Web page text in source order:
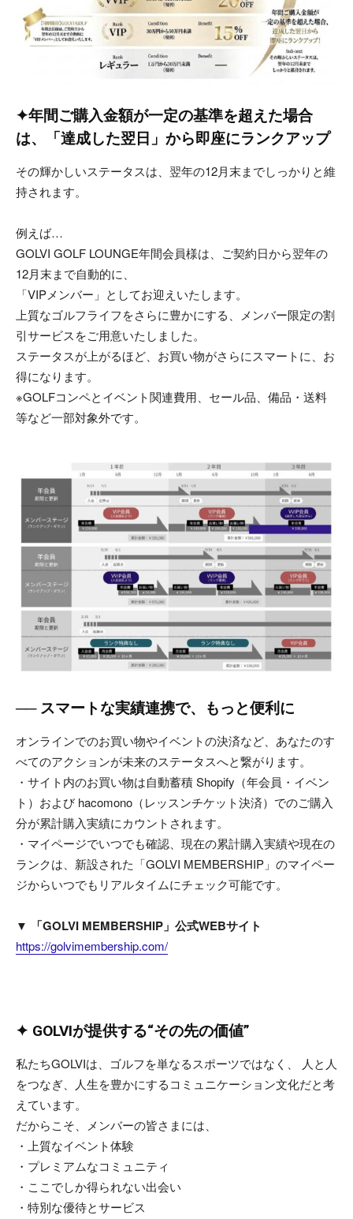
✦年間ご購入金額が一定の基準を超えた場合
は、「達成した翌日」から即座にランクアップ
その輝かしいステータスは、翌年の12月末までしっかりと維
持されます。
例えば…
GOLVI GOLF LOUNGE年間会員様は、ご契約日から翌年の
12月末まで自動的に、
「VIPメンバー」としてお迎えいたします。
上質なゴルフライフをさらに豊かにする、メンバー限定の割
引サービスをご用意いたしました。
ステータスが上がるほど、お買い物がさらにスマートに、お
得になります。
※GOLFコンペとイベント関連費用、セール品、備品・送料
等など一部対象外です。
── スマートな実績連携で、もっと便利に
オンラインでのお買い物やイベントの決済など、あなたのす
べてのアクションが未来のステータスへと繋がります。
・サイト内のお買い物は自動蓄積 Shopify（年会員・イベン
ト）および hacomono（レッスンチケット決済）でのご購入
分が累計購入実績にカウントされます。
・マイページでいつでも確認、現在の累計購入実績や現在の
ランクは、新設された「GOLVI MEMBERSHIP」のマイペー
ジからいつでもリアルタイムにチェック可能です。
▼ 「GOLVI MEMBERSHIP」公式WEBサイト
https://golvimembership.com/
✦ GOLVIが提供する“その先の価値”
私たちGOLVIは、ゴルフを単なるスポーツではなく、 人と人
をつなぎ、人生を豊かにするコミュニケーション文化だと考
えています。
だからこそ、メンバーの皆さまには、
・上質なイベント体験
・プレミアムなコミュニティ
・ここでしか得られない出会い
・特別な優待とサービス